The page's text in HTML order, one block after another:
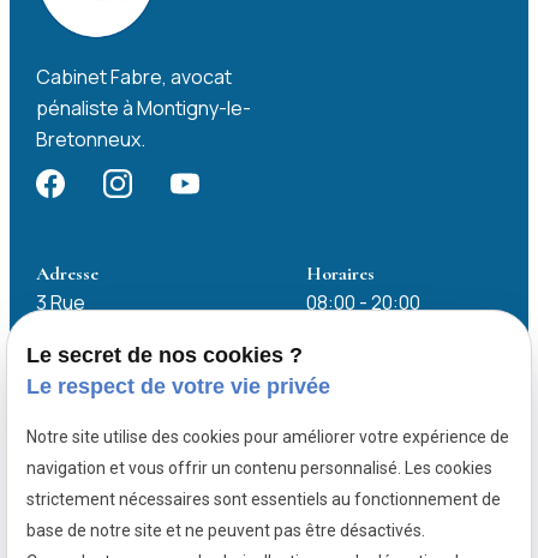
Cabinet Fabre, avocat
pénaliste à Montigny-le-
Bretonneux.
Adresse
3 Rue
LE BRETONNEUX
Horaires
08:00 - 20:00
Avocat pénaliste Chartres
Avocat pénaliste Dreux
Avocat pénaliste Rambouillet
Le secret de nos cookies ?
Le respect de votre vie privée
Notre site utilise des cookies pour améliorer votre expérience de
navigation et vous offrir un contenu personnalisé. Les cookies
strictement nécessaires sont essentiels au fonctionnement de
base de notre site et ne peuvent pas être désactivés.